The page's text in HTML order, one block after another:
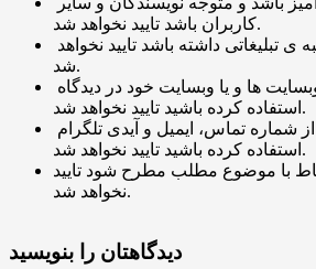
کاربران باشد تایید نخواهد شد.
شد.
استفاده کرده باشید تایید نخواهد شد.
استفاده کرده باشید تایید نخواهد شد.
با موضوع مطلب مطرح شود تایید
نخواهد شد.
دیدگاهتان را بنویسید